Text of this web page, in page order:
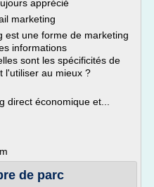
apprécié
marketing
est une forme de marketing
informations
sont les spécificités de
l'utiliser au mieux ?
direct économique et...
de parc